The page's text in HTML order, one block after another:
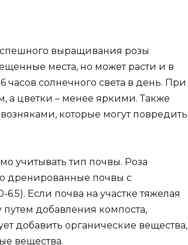
выращивания розы
места, но может расти и в
часов солнечного света в день. При
а цветки – менее яркими. Также
которые могут повредить
учитывать тип почвы. Роза
дренированные почвы с
Если почва на участке тяжелая
путем добавления компоста,
добавить органические вещества,
вещества.